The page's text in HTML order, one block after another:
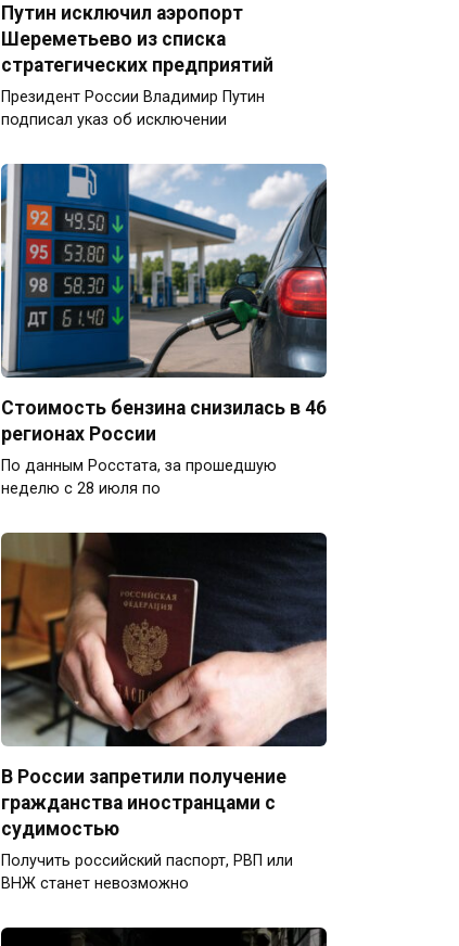
Путин исключил аэропорт
Шереметьево из списка
стратегических предприятий
Президент России Владимир Путин
подписал указ об исключении
Стоимость бензина снизилась в 46
регионах России
По данным Росстата, за прошедшую
неделю с 28 июля по
В России запретили получение
гражданства иностранцами с
судимостью
Получить российский паспорт, РВП или
ВНЖ станет невозможно